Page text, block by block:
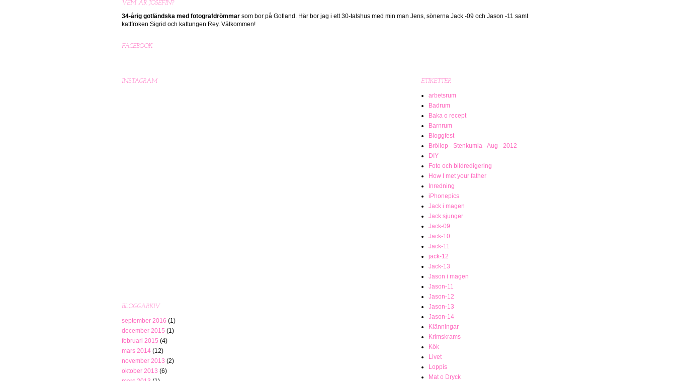
VEM ÄR JOSEFIN?
34-årig gotländska med fotografdrömmar som bor på Gotland. Här bor jag i ett 30-talshus med min man Jens, sönerna Jack -09 och Jason -11 samt
kattfröken Sigrid och kattungen Rey. Välkommen!
FACEBOOK
INSTAGRAM
BLOGGARKIV
september 2016 (1)
december 2015 (1)
februari 2015 (4)
mars 2014 (12)
november 2013 (2)
oktober 2013 (6)
ETIKETTER
arbetsrum
Badrum
Baka o recept
Barnrum
Bloggfest
Bröllop - Stenkumla - Aug - 2012
DIY
Foto och bildredigering
How I met your father
Inredning
iPhonepics
Jack i magen
Jack sjunger
Jack-09
Jack-10
Jack-11
jack-12
Jack-13
Jason i magen
Jason-11
Jason-12
Jason-13
Jason-14
Klänningar
Krimskrams
Kök
Livet
Loppis
Mat o Dryck